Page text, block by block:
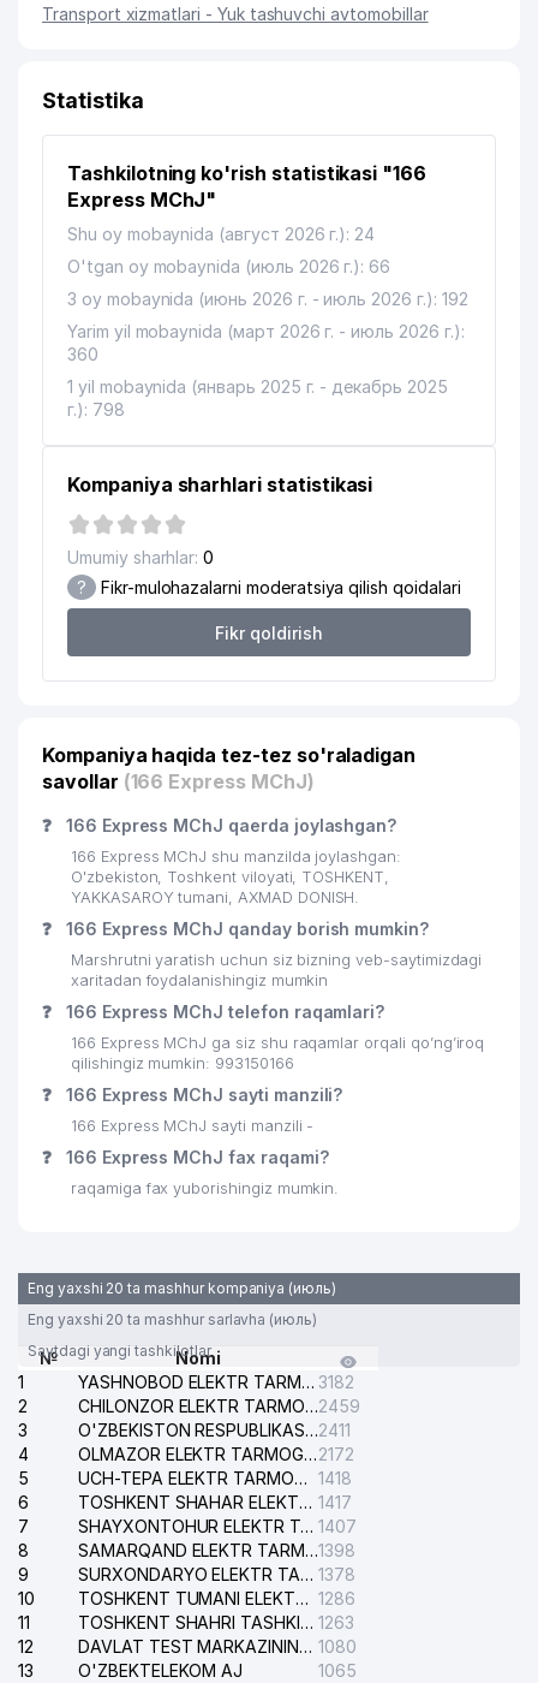
Transport xizmatlari - Yuk tashuvchi avtomobillar
Statistika
Tashkilotning ko'rish statistikasi "166
Express MChJ"
Shu oy mobaynida (август 2026 г.): 24
O'tgan oy mobaynida (июль 2026 г.): 66
3 oy mobaynida (июнь 2026 г. - июль 2026 г.): 192
Yarim yil mobaynida (март 2026 г. - июль 2026 г.):
360
1 yil mobaynida (январь 2025 г. - декабрь 2025
г.): 798
Kompaniya sharhlari statistikasi
Umumiy sharhlar: 0
? Fikr-mulohazalarni moderatsiya qilish qoidalari
Fikr qoldirish
Kompaniya haqida tez-tez so'raladigan
savollar (166 Express MChJ)
❓ 166 Express MChJ qaerda joylashgan?
166 Express MChJ shu manzilda joylashgan:
O'zbekiston, Toshkent viloyati, TOSHKENT,
YAKKASAROY tumani, AXMAD DONISH.
❓ 166 Express MChJ qanday borish mumkin?
Marshrutni yaratish uchun siz bizning veb-saytimizdagi
xaritadan foydalanishingiz mumkin
❓ 166 Express MChJ telefon raqamlari?
166 Express MChJ ga siz shu raqamlar orqali qo’ng’iroq
qilishingiz mumkin: 993150166
❓ 166 Express MChJ sayti manzili?
166 Express MChJ sayti manzili -
❓ 166 Express MChJ fax raqami?
raqamiga fax yuborishingiz mumkin.
Eng yaxshi 20 ta mashhur kompaniya (июль)
Eng yaxshi 20 ta mashhur sarlavha (июль)
Saytdagi yangi tashkilotlar
№
Nomi
1
YASHNOBOD ELEKTR TARMOG'I NOSOZLIKLARI XIZMATI 3182
2
CHILONZOR ELEKTR TARMOG'I NOSOZLIK XIZMATI2459
3
O'ZBEKISTON RESPUBLIKASI BOSH PROKURATURASI ISHONCH TELEFONI2411
4
OLMAZOR ELEKTR TARMOG'I NOSOZLIKLARI XIZMATI2172
5
UCH-TEPA ELEKTR TARMOG'I NOSOZLIKLARI XIZMATI 1418
6
TOSHKENT SHAHAR ELEKTR TARMOQLARI KORXONASI AJ 1417
7
SHAYXONTOHUR ELEKTR TARMOG'I NOSOZLIKLARINI TUZATISH XIZMATI 1407
8
SAMARQAND ELEKTR TARMOQLARI AJ1398
9
SURXONDARYO ELEKTR TARMOQLARI AJ 1378
10
TOSHKENT TUMANI ELEKTR TARMOG'I AVARIYA XIZMATI 1286
11
TOSHKENT SHAHRI TASHKILOT TELEFONLARI HAQIDA MA'LUMOT BYUROSI 1263
12
DAVLAT TEST MARKAZINING ISHONCH TELEFONLARI 1080
13
O'ZBEKTELEKOM AJ
1065